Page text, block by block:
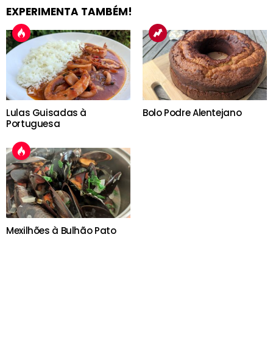
EXPERIMENTA TAMBÉM!
Lulas Guisadas à
Portuguesa
Bolo Podre Alentejano
Mexilhões à Bulhão Pato